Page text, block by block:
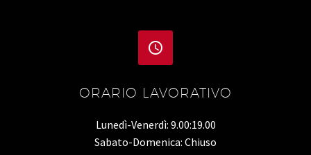


ORARIO LAVORATIVO
Lunedì-Venerdì: 9.00:19.00
Sabato-Domenica: Chiuso